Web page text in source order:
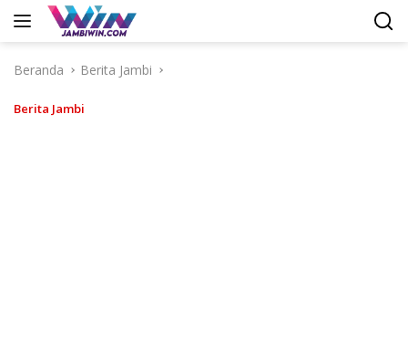
Langsung
Beranda
Berita Jambi
Berita Jambi